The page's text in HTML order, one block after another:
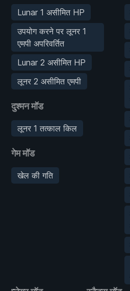
Lunar 1 असीमित HP
उपयोग करने पर लूनर 1
एमपी अपरिवर्तित
Lunar 2 असीमित HP
लूनर 2 असीमित एमपी
दुश्मन मॉड
लूनर 1 तत्काल किल
गेम मॉड
खेल की गति